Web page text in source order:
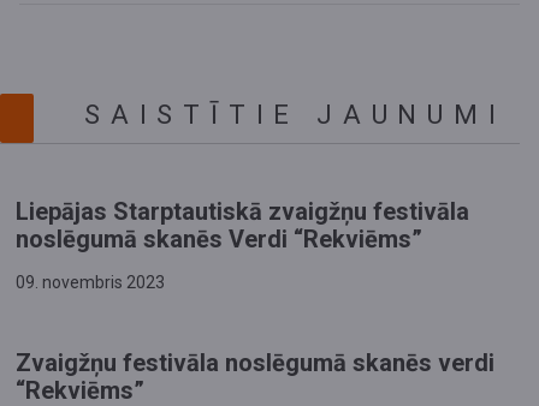
SAISTĪTIE JAUNUMI
Liepājas Starptautiskā zvaigžņu festivāla
noslēgumā skanēs Verdi “Rekviēms”
09. novembris 2023
Zvaigžņu festivāla noslēgumā skanēs verdi
“Rekviēms”